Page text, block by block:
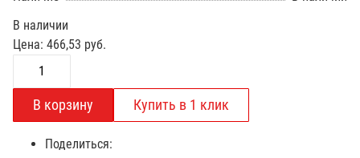
В наличии
Цена: 466,53 руб.
Поделиться: